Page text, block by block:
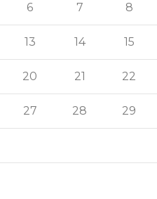
6 7 8
13 14 15
20 21 22
27 28 29